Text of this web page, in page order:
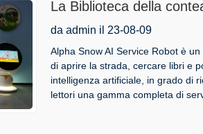
La Biblioteca della
intelligenti, Alpha Snow
era della lettura
da admin il 23-08-09
Alpha Snow AI Service Robot è
di aprire la strada, cercare libri e
intelligenza artificiale, in grado di
lettori una gamma completa di